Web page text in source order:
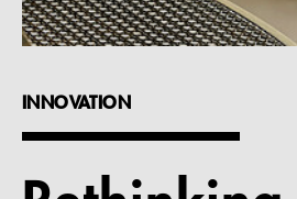
Magazin
Referenzen
INNOVATION